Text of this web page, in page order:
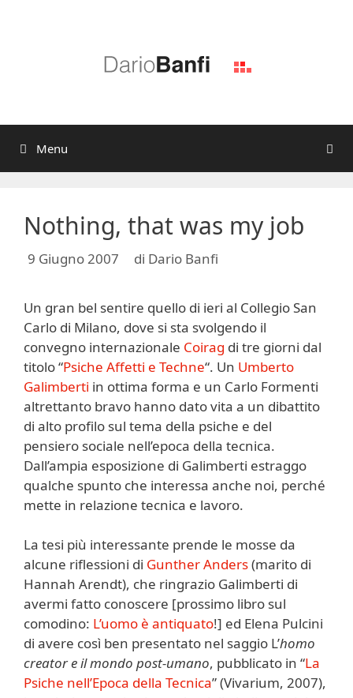
Menu
Nothing, that was my job
9 Giugno 2007 di Dario Banfi
Un gran bel sentire quello di ieri al Collegio San
Carlo di Milano, dove si sta svolgendo il
convegno internazionale Coirag di tre giorni dal
titolo “Psiche Affetti e Techne“. Un Umberto
Galimberti in ottima forma e un Carlo Formenti
altrettanto bravo hanno dato vita a un dibattito
di alto profilo sul tema della psiche e del
pensiero sociale nell’epoca della tecnica.
Dall’ampia esposizione di Galimberti estraggo
qualche spunto che interessa anche noi, perché
mette in relazione tecnica e lavoro.
La tesi più interessante prende le mosse da
alcune riflessioni di Gunther Anders(marito di
Hannah Arendt), che ringrazio Galimberti di
avermi fatto conoscere [prossimo libro sul
comodino: L’uomo è antiquato!] ed Elena Pulcini
di avere così ben presentato nel saggio L’homo
creator e il mondo post-umano, pubblicato in “La
Psiche nell’Epoca della Tecnica” (Vivarium, 2007),